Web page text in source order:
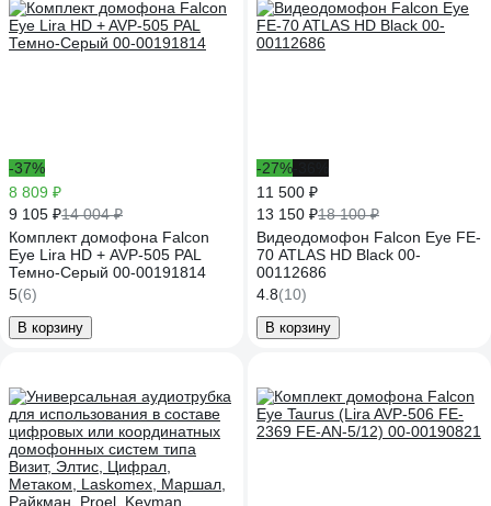
-37%
8 809 ₽
9 105 ₽14 004 ₽
Комплект домофона Falcon
Eye Lira HD + AVP-505 PAL
Темно-Серый 00-00191814
5(6)
В корзину
-27%
11 500 ₽
13 150 ₽18 100 ₽
Видеодомофон Falcon Eye FE-
70 ATLAS HD Black 00-
00112686
4.8(10)
В корзину